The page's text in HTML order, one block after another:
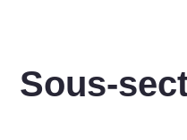
Sous-